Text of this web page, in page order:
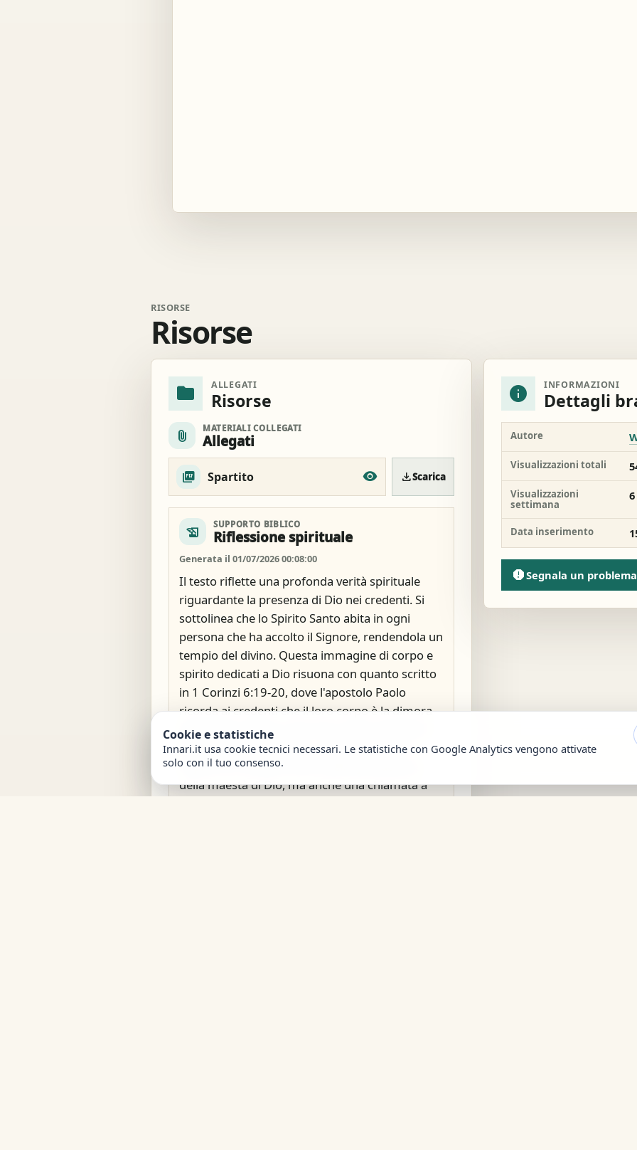
RISORSE
Risorse
folder ALLEGATI
Risorse
attach_file MATERIALI COLLEGATI
Allegati
Spartito downloadScarica
history_edu SUPPORTO BIBLICO
Riflessione spirituale
Generata il 01/07/2026 00:08:00
Il testo riflette una profonda verità spirituale
riguardante la presenza di Dio nei credenti. Si
sottolinea che lo Spirito Santo abita in ogni
persona che ha accolto il Signore, rendendola un
tempio del divino. Questa immagine di corpo e
spirito dedicati a Dio risuona con quanto scritto
in 1 Corinzi 6:19-20, dove l'apostolo Paolo
ricorda ai credenti che il loro corpo è la dimora
dello Spirito Santo e che sono stati acquistati a
caro prezzo. Qui, l’invito a "dare gloria a Lui"
implica un riconoscimento della grandezza e
della maestà di Dio, ma anche una chiamata a
info INFORMAZIONI
Dettagli
Autore
Visualizzazioni totali
Visualizzazioni
settimana
6
Data inserimento
reportSegnala un problema
Cookie e statistiche
Innari.it usa cookie tecnici necessari. Le statistiche con Google Analytics vengono attivate
solo con il tuo consenso.